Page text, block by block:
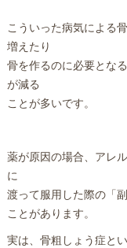
こういった病気による
増えたり
骨を作るのに必要とな
が減る
ことが多いです。
薬が原因の場合、アレ
に
渡って服用した際の「
ことがあります。
実は、骨粗しょう症と